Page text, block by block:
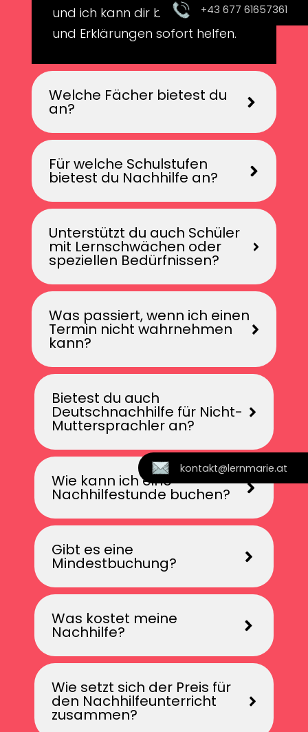
und ich kann dir bei Aufgaben
und Erklärungen sofort helfen.
Welche Fächer bietest du
an?
Für welche Schulstufen
bietest du Nachhilfe an?
Unterstützt du auch Schüler
mit Lernschwächen oder
speziellen Bedürfnissen?
Was passiert, wenn ich einen
Termin nicht wahrnehmen
kann?
Bietest du auch
Deutschnachhilfe für Nicht-
Muttersprachler an?
Wie kann ich eine
Nachhilfestunde buchen?
Gibt es eine
Mindestbuchung?
Was kostet meine
Nachhilfe?
Wie setzt sich der Preis für
den Nachhilfeunterricht
zusammen?
+43 677 61657361
kontakt@lernmarie.at